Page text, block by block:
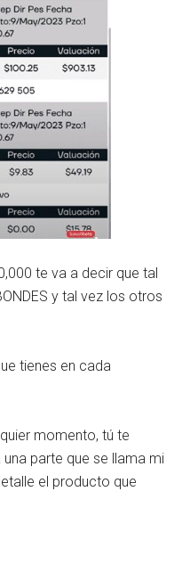
te va a decir que tal
y tal vez los otros
tienes en cada
momento, tú te
parte que se llama mi
el producto que